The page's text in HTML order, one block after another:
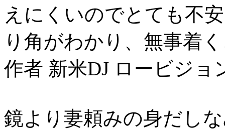
えにくいのでとても不
り角がわかり、無事着
作者 新米DJ ロービジョ
鏡より妻頼みの身だし